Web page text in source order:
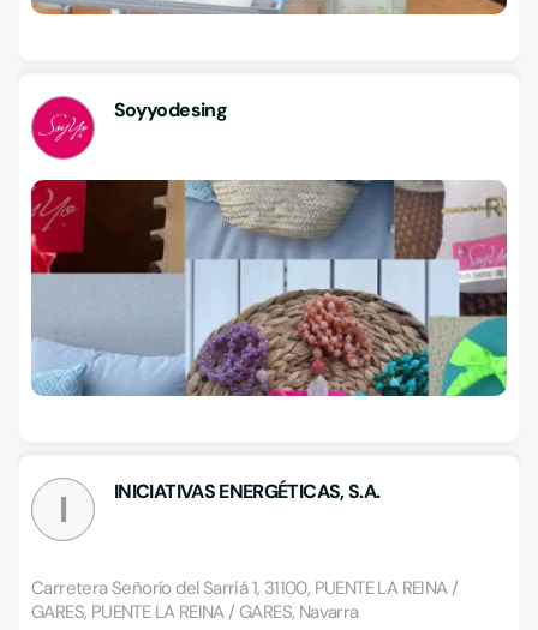
Soyyodesing
I INICIATIVAS ENERGÉTICAS, S.A.
Carretera Señorío del Sarriá 1, 31100, PUENTE LA REINA /
GARES, PUENTE LA REINA / GARES, Navarra